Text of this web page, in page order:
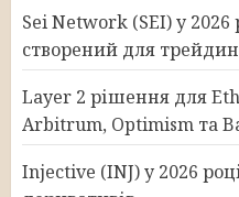
Sei Network (SEI) у 2026
створений для
Layer 2 рішення для
Arbitrum, Optimism та
Injective (INJ) у 2026